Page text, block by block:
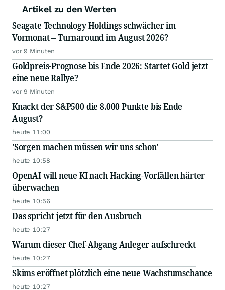
Artikel zu den Werten
Seagate Technology Holdings schwächer im
Vormonat – Turnaround im August 2026?
vor 9 Minuten
Goldpreis-Prognose bis Ende 2026: Startet Gold jetzt
eine neue Rallye?
vor 9 Minuten
Knackt der S&P500 die 8.000 Punkte bis Ende
August?
heute 11:00
'Sorgen machen müssen wir uns schon'
heute 10:58
OpenAI will neue KI nach Hacking-Vorfällen härter
überwachen
heute 10:56
Das spricht jetzt für den Ausbruch
heute 10:27
Warum dieser Chef-Abgang Anleger aufschreckt
heute 10:27
Skims eröffnet plötzlich eine neue Wachstumschance
heute 10:27